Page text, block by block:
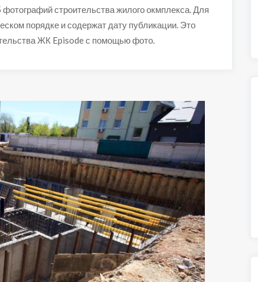
строительства жилого окмплекса. Для
порядке и содержат дату публикации. Это
ЖК Episode с помощью фото.